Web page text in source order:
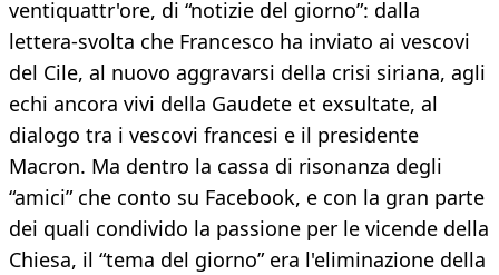
ventiquattr'ore, di “notizie del giorno”: dalla
lettera-svolta che Francesco ha inviato ai vescovi
del Cile, al nuovo aggravarsi della crisi siriana, agli
echi ancora vivi della Gaudete et exsultate, al
dialogo tra i vescovi francesi e il presidente
Macron. Ma dentro la cassa di risonanza degli
“amici” che conto su Facebook, e con la gran parte
dei quali condivido la passione per le vicende della
Chiesa, il “tema del giorno” era l'eliminazione della